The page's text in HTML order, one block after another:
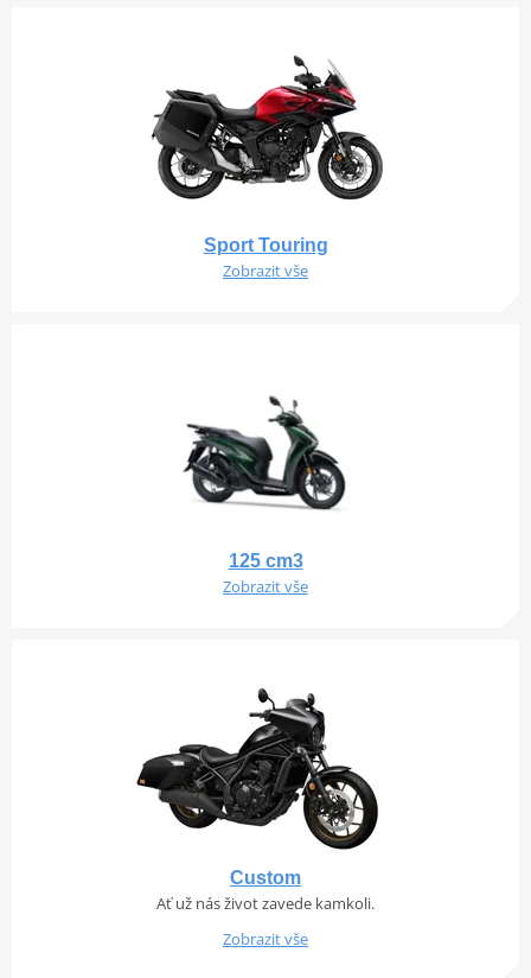
Sport Touring
Zobrazit vše
125 cm3
Zobrazit vše
Custom
Ať už nás život zavede kamkoli.
Zobrazit vše